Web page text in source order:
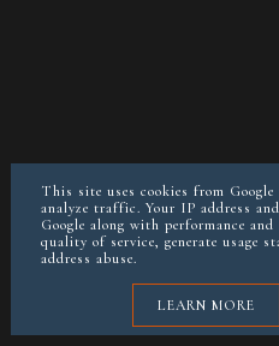
O MNIE KONTAKT/WSPÓŁPRACA
POSTAW MI
This site uses cookies from
analyze traffic. Your IP address
Google along with performance
quality of service, generate usage
address abuse.
LEARN MORE